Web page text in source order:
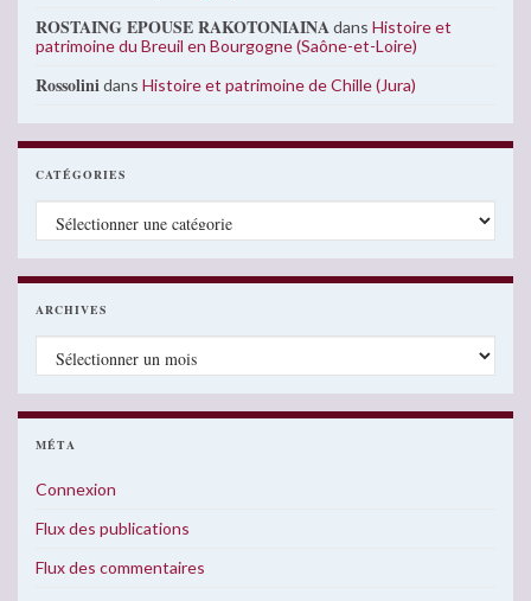
ROSTAING EPOUSE RAKOTONIAINAdans Histoire et
patrimoine du Breuil en Bourgogne (Saône-et-Loire)
Rossolinidans Histoire et patrimoine de Chille (Jura)
CATÉGORIES
Catégories
ARCHIVES
Archives
MÉTA
Connexion
Flux des publications
Flux des commentaires